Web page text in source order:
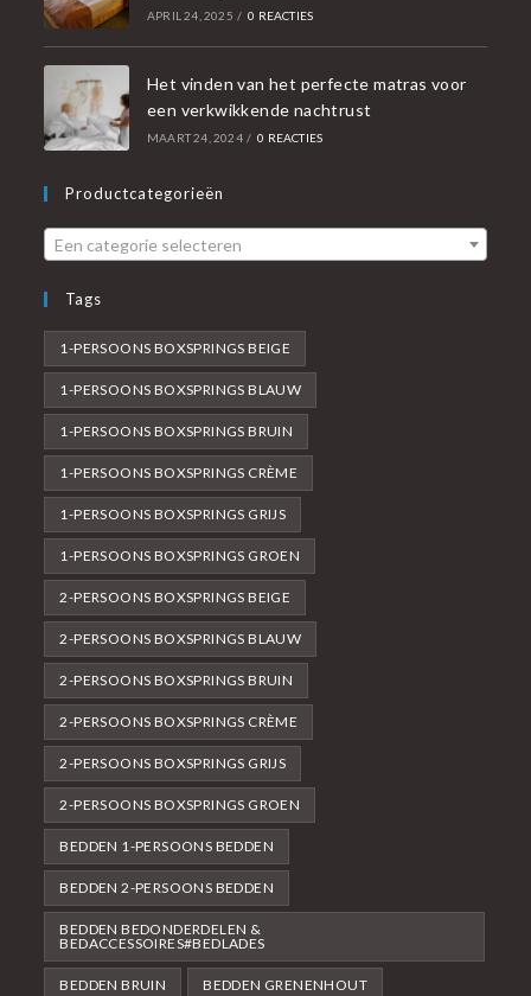
APRIL 24, 2025 / 0 REACTIES
Het vinden van het perfecte matras voor
een verkwikkende nachtrust
MAART 24, 2024 / 0 REACTIES
Productcategorieën
Een categorie selecteren
Tags
1-PERSOONS BOXSPRINGS BEIGE
1-PERSOONS BOXSPRINGS BLAUW
1-PERSOONS BOXSPRINGS BRUIN
1-PERSOONS BOXSPRINGS CRÈME
1-PERSOONS BOXSPRINGS GRIJS
1-PERSOONS BOXSPRINGS GROEN
2-PERSOONS BOXSPRINGS BEIGE
2-PERSOONS BOXSPRINGS BLAUW
2-PERSOONS BOXSPRINGS BRUIN
2-PERSOONS BOXSPRINGS CRÈME
2-PERSOONS BOXSPRINGS GRIJS
2-PERSOONS BOXSPRINGS GROEN
BEDDEN 1-PERSOONS BEDDEN
BEDDEN 2-PERSOONS BEDDEN
BEDDEN BEDONDERDELEN &
BEDACCESSOIRES#BEDLADES
BEDDEN BRUIN BEDDEN GRENENHOUT